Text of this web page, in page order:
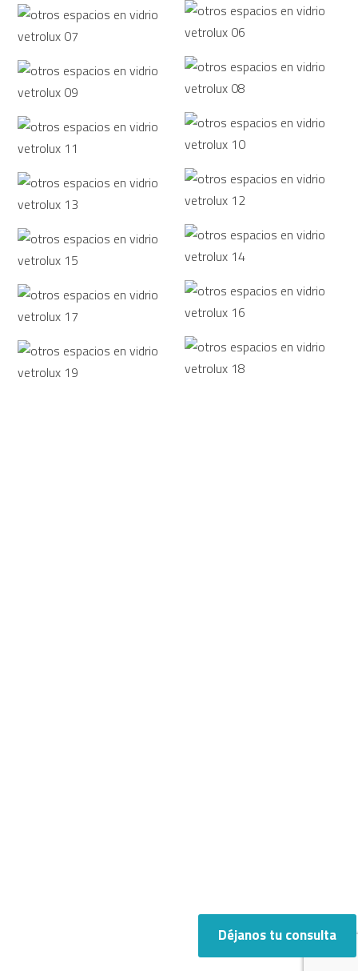
Déjanos tu consulta